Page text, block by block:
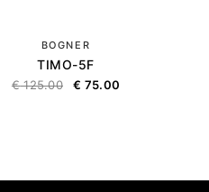
BOGNER
TIMO-5F
€125.00 € 75.00